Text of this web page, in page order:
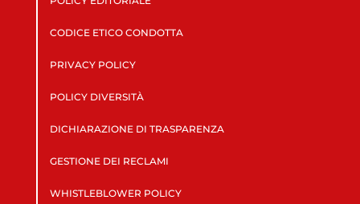
CODICE ETICO CONDOTTA
PRIVACY POLICY
POLICY DIVERSITÀ
DICHIARAZIONE DI TRASPARENZA
GESTIONE DEI RECLAMI
WHISTLEBLOWER POLICY